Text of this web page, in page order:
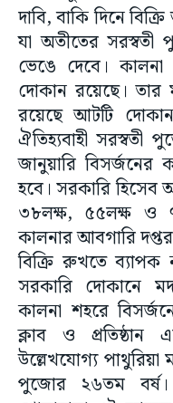
দাবি, বাকি দিনে
যা অতীতের সরস্বতী
ভেঙে দেবে।
দোকান রয়েছে।
রয়েছে আটটি
ঐতিহ্যবাহী
জানুয়ারি বিসর্জনের
হবে। সরকারি হিসেব
৩৮লক্ষ, ৫৫লক্ষ ও
কালনার আবগারি
বিক্রি রুখতে
সরকারি দোকানে
কালনা শহরে
ক্লাব ও
উল্লেখযোগ্য পাথুরিয়া
পুজোর ২৬তম বর্ষ।